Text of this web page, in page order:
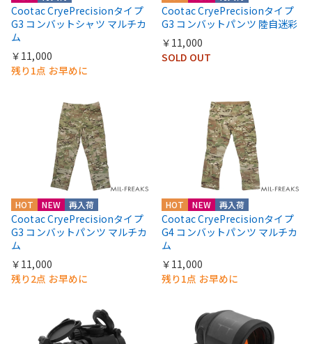
Cootac CryePrecisionタイプ
G3 コンバットシャツ マルチカ
ム
￥11,000
残り1点 お早めに
Cootac CryePrecisionタイプ
G3 コンバットパンツ 陸自迷彩
￥11,000
SOLD OUT
HOT NEW 再入荷
Cootac CryePrecisionタイプ
G3 コンバットパンツ マルチカ
ム
￥11,000
残り2点 お早めに
HOT NEW 再入荷
Cootac CryePrecisionタイプ
G4 コンバットパンツ マルチカ
ム
￥11,000
残り1点 お早めに